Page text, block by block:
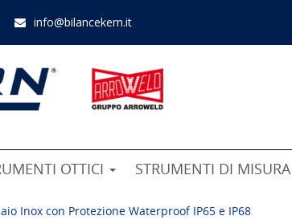
info@bilancekern.it
OTTICI STRUMENTI DI MISURA
Inox con Protezione Waterproof IP65 e IP68